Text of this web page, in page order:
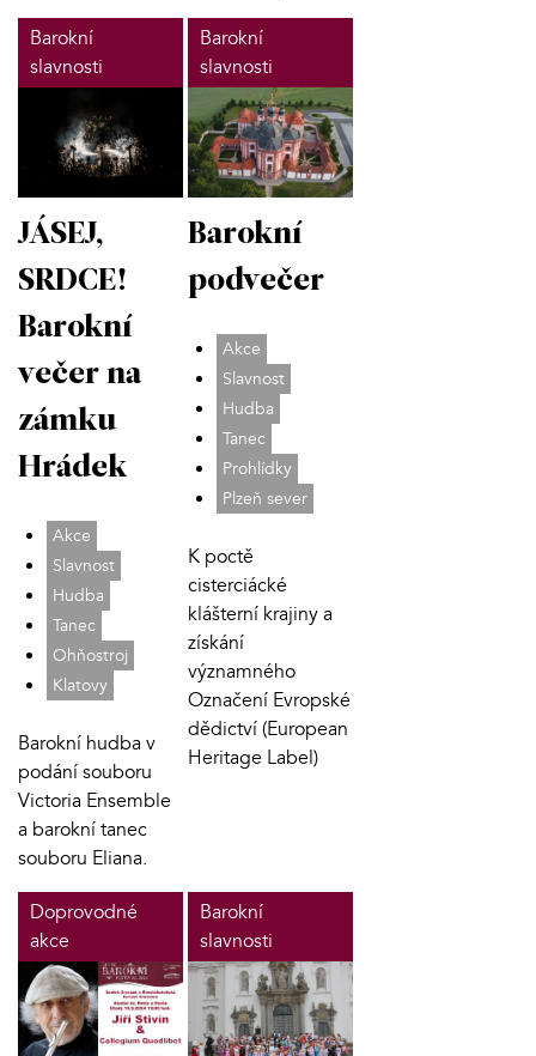
Barokní
slavnosti
JÁSEJ,
SRDCE!
Barokní
večer na
zámku
Hrádek
Akce
Slavnost
Hudba
Tanec
Ohňostroj
Klatovy
Barokní hudba v
podání souboru
Victoria Ensemble
a barokní tanec
souboru Eliana.
Barokní
slavnosti
Barokní
podvečer
Akce
Slavnost
Hudba
Tanec
Prohlídky
Plzeň sever
K poctě
cisterciácké
klášterní krajiny a
získání
významného
Označení Evropské
dědictví (European
Heritage Label)
Doprovodné
akce
Barokní
slavnosti